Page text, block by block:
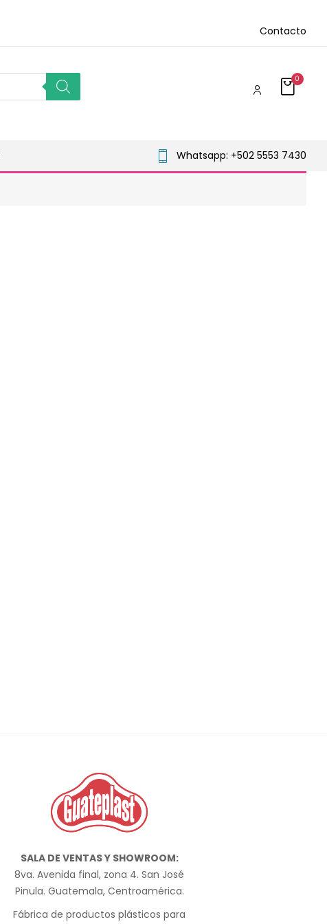
Contacto
0
Whatsapp: +502 5553 7430
SALA DE VENTAS Y SHOWROOM:
8va. Avenida final, zona 4. San José
Pinula. Guatemala, Centroamérica.
Fábrica de productos plásticos para